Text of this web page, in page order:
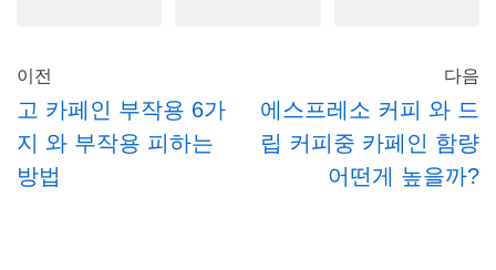
이전
고 카페인 부작용 6가
지 와 부작용 피하는
방법
다음
에스프레소 커피 와 드
립 커피중 카페인 함량
어떤게 높을까?